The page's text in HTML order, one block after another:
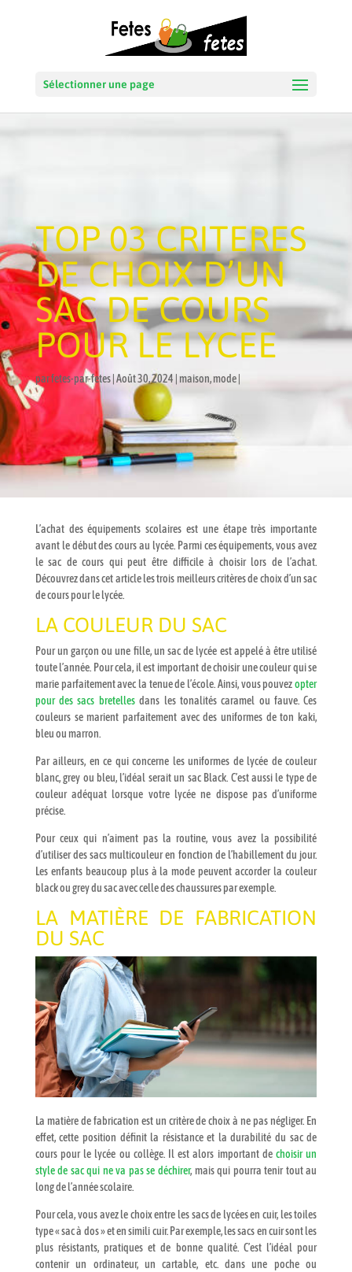
Sélectionner une page
TOP 03 CRITERES
DE CHOIX D’UN
SAC DE COURS
POUR LE LYCEE
parfetes-par-fetes Août 30, 2024 maison,mode
L’achat des équipements scolaires est une étape très importante
avant le début des cours au lycée. Parmi ces équipements, vous avez
le sac de cours qui peut être difficile à choisir lors de l’achat.
Découvrez dans cet article les trois meilleurs critères de choix d’un sac
de cours pour le lycée.
LA COULEUR DU SAC
Pour un garçon ou une fille, un sac de lycée est appelé à être utilisé
toute l’année. Pour cela, il est important de choisir une couleur qui se
marie parfaitement avec la tenue de l’école. Ainsi, vous pouvezopter
pour des sacs bretellesdans les tonalités caramel ou fauve. Ces
couleurs se marient parfaitement avec des uniformes de ton kaki,
bleu ou marron.
Par ailleurs, en ce qui concerne les uniformes de lycée de couleur
blanc, grey ou bleu, l’idéal serait un sac Black. C’est aussi le type de
couleur adéquat lorsque votre lycée ne dispose pas d’uniforme
précise.
Pour ceux qui n’aiment pas la routine, vous avez la possibilité
d’utiliser des sacs multicouleur en fonction de l’habillement du jour.
Les enfants beaucoup plus à la mode peuvent accorder la couleur
black ou grey du sac avec celle des chaussures par exemple.
LA MATIÈRE DE FABRICATION
DU SAC
La matière de fabrication est un critère de choix à ne pas négliger. En
effet, cette position définit la résistance et la durabilité du sac de
cours pour le lycée ou collège. Il est alors important de choisir un
style de sac qui ne va pas se déchirer, mais qui pourra tenir tout au
long de l’année scolaire.
Pour cela, vous avez le choix entre les sacs de lycées en cuir, les toiles
type « sac à dos » et en simili cuir. Par exemple, les sacs en cuir sont les
plus résistants, pratiques et de bonne qualité. C’est l’idéal pour
contenir un ordinateur, un cartable, etc. dans une poche ou